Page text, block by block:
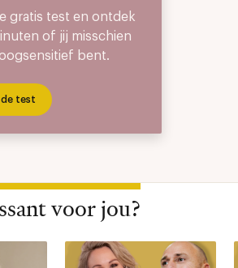
gratis test en ontdek
of jij misschien
bent.
de test
voor jou?